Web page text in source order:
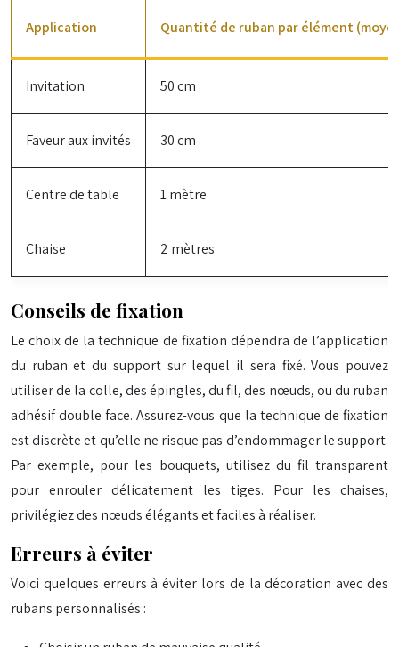
Application Quantité de ruban par élément
Invitation 50 cm
Faveur aux invités 30 cm
Centre de table 1 mètre
Chaise 2 mètres
Conseils de fixation
Le choix de la technique de fixation dépendra de l’application
du ruban et du support sur lequel il sera fixé. Vous pouvez
utiliser de la colle, des épingles, du fil, des nœuds, ou du ruban
adhésif double face. Assurez-vous que la technique de fixation
est discrète et qu’elle ne risque pas d’endommager le support.
Par exemple, pour les bouquets, utilisez du fil transparent
pour enrouler délicatement les tiges. Pour les chaises,
privilégiez des nœuds élégants et faciles à réaliser.
Erreurs à éviter
Voici quelques erreurs à éviter lors de la décoration avec des
rubans personnalisés :